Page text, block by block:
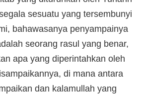
sesuatu yang tersembunyi
bahawasanya penyampainya
seorang rasul yang benar,
apa yang diperintahkan oleh
di mana antara
dan kalamullah yang